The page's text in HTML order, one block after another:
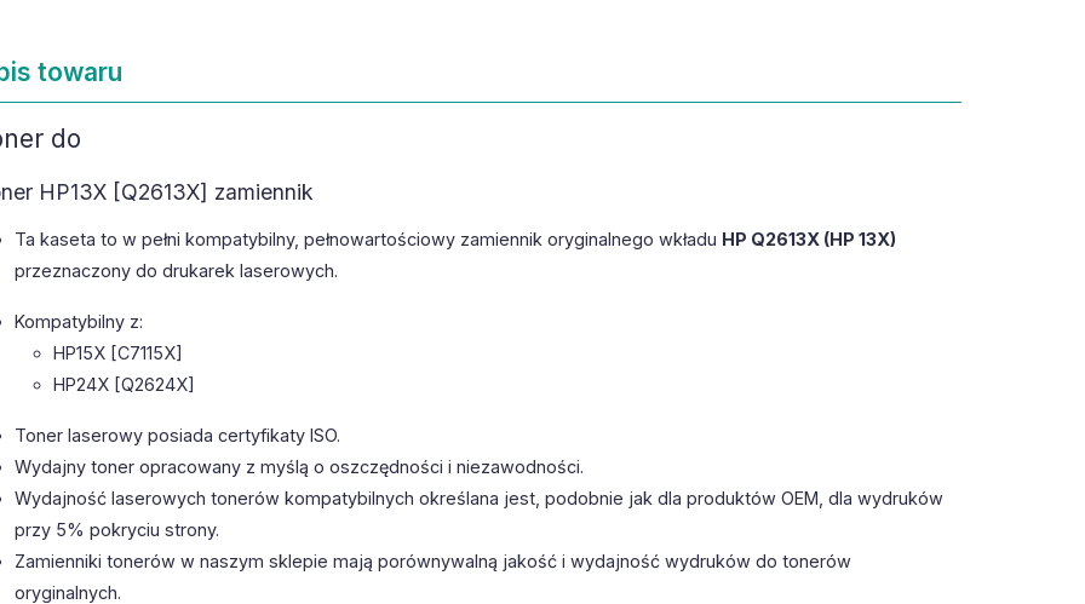
towaru
do
HP13X [Q2613X] zamiennik
Ta kaseta to w pełni kompatybilny, pełnowartościowy zamiennik oryginalnego wkładu HP Q2613X (HP 13X)
przeznaczony do drukarek laserowych.
Kompatybilny z:
HP15X [C7115X]
HP24X [Q2624X]
Toner laserowy posiada certyfikaty ISO.
Wydajny toner opracowany z myślą o oszczędności i niezawodności.
Wydajność laserowych tonerów kompatybilnych określana jest, podobnie jak dla produktów OEM, dla wydruków
przy 5% pokryciu strony.
Zamienniki tonerów w naszym sklepie mają porównywalną jakość i wydajność wydruków do tonerów
oryginalnych.